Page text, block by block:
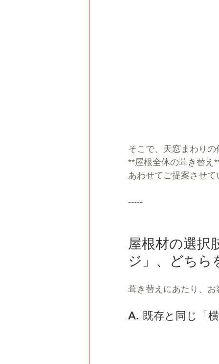
そこで、天窓まわり
**屋根全体の葺き替え
あわせてご提案させ
-----
屋根材の選択
ジ」、どちら
葺き替えにあたり、
A. 既存と同じ「